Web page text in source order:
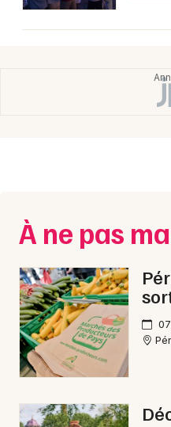
Sorties & loisirs
Manifestations en
Artistes en tournée
Actus en Dordogne
Magazine en
À ne pas